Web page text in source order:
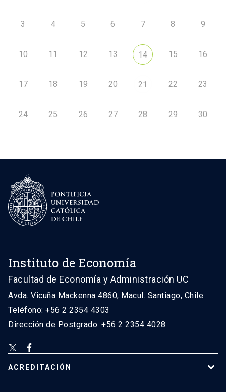
3 4 5 6 7 8 9
10 11 12 13 14 15 16
17 18 19 20 21 22 23
24 25 26 27 28 29 30
Instituto de Economía
Facultad de Economía y Administración UC
Avda. Vicuña Mackenna 4860, Macul. Santiago, Chile
Teléfono: +56 2 2354 4303
Dirección de Postgrado: +56 2 2354 4028
ACREDITACIÓN